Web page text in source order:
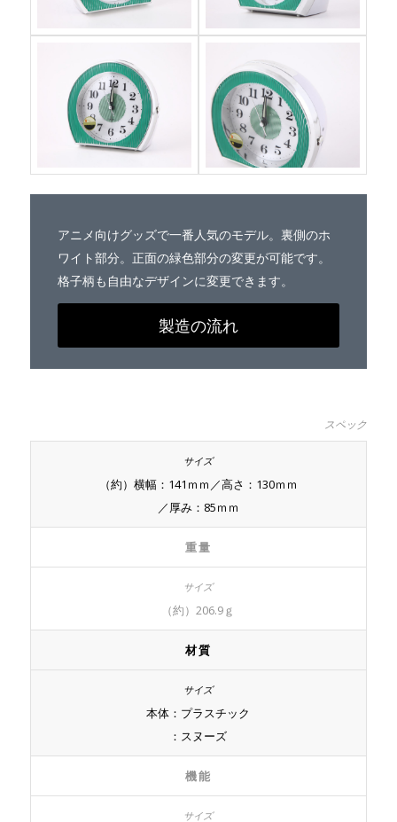
アニメ向けグッズで一番人気のモデル。裏側のホ
ワイト部分。正面の緑色部分の変更が可能です。
格子柄も自由なデザインに変更できます。
製造の流れ
スペック
（約）横幅：141ｍｍ／高さ：130ｍｍ
／厚み：85ｍｍ
重量
（約）206.9ｇ
材質
本体：プラスチック
：スヌーズ
機能